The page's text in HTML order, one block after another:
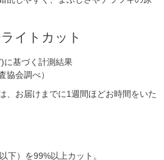
イトカット
に基づく計測結果
協会調べ）
、お届けまでに1週間ほどお時間をいた
下）を99%以上カット。